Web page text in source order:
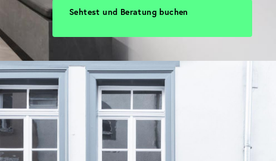
Sehtest und Beratung buchen